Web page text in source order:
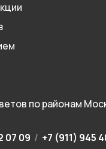
по районам
07 09 / +7 (911) 945